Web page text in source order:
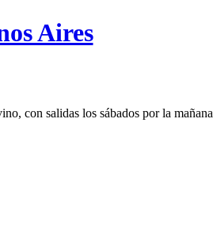
Aires
con salidas los sábados por la mañana